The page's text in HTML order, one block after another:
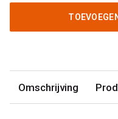
Omschrijving